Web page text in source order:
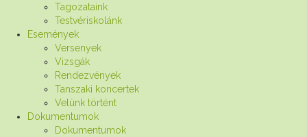
Tagozataink
Testvériskolánk
Események
Versenyek
Vizsgák
Rendezvények
Tanszaki koncertek
Velünk történt
Dokumentumok
Dokumentumok